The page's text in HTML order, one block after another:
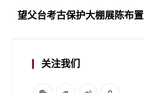
望父台考古保护大棚展陈布置
关注我们